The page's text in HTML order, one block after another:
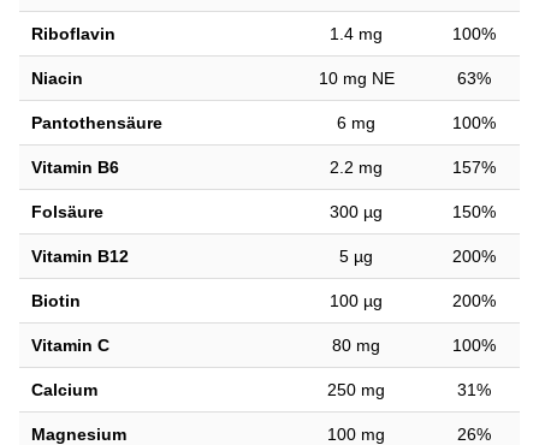
Riboflavin 1.4 mg 100%
Niacin 10 mg NE 63%
Pantothensäure 6 mg 100%
Vitamin B6 2.2 mg 157%
Folsäure 300 µg 150%
Vitamin B12 5 µg 200%
Biotin 100 µg 200%
Vitamin C 80 mg 100%
Calcium 250 mg 31%
Magnesium 100 mg 26%